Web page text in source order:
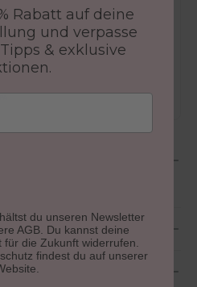
48h
in 30 Tagen
Rabatt auf deine
und verpasse
& exklusive
du unseren Newsletter
AGB. Du kannst deine
die Zukunft widerrufen.
findest du auf unserer